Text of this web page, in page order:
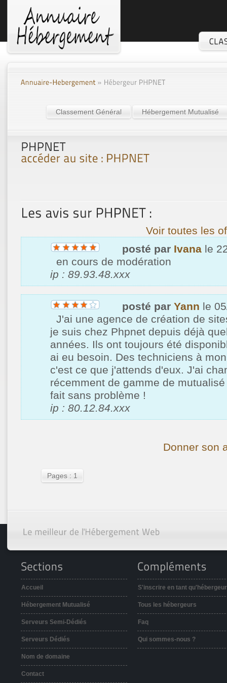
Classement Général Hébergement Mutualisé
Voir toutes les
posté par Ivana le
en cours de modération
ip : 89.93.48.xxx
posté par Yann le
J'ai une agence de création de
je suis chez Phpnet depuis déjà
années. Ils ont toujours été
ai eu besoin. Des techniciens à
c'est ce que j'attends d'eux. J'ai
récemment de gamme de
fait sans problème !
ip : 80.12.84.xxx
Donner son
Pages : 1
Accueil
Hébergement Mutualisé
Serveurs Semi-Dédiés
Serveurs Dédiés
Nom de domaine
Contact
S'inscrire en tant qu'hébergeur
Tous les hébergeurs
Faq
Qui sommes-nous ?